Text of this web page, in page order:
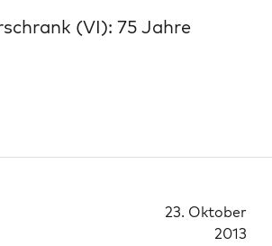
(VI): 75 Jahre
23. Oktober
2013